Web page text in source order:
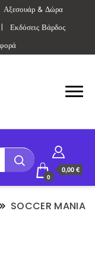
Αξεσουάρ & Δώρα
Εκδόσεις Βάρδος
0
0,00 €
SOCCER MANIA